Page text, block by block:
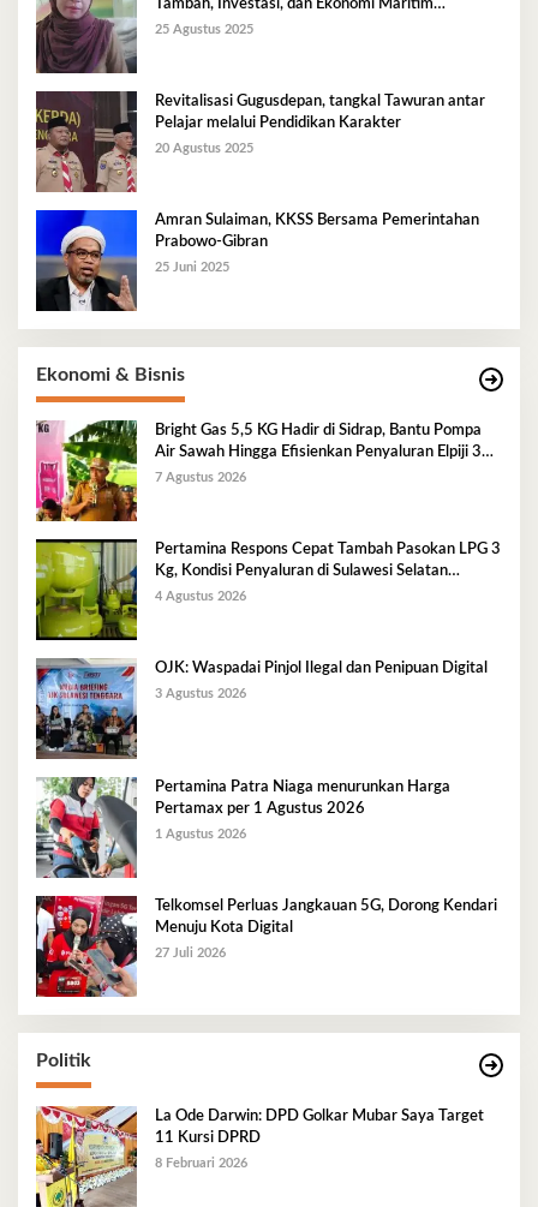
Tambah, Investasi, dan Ekonomi Maritim
Berkelanjutan
25 Agustus 2025
Revitalisasi Gugusdepan, tangkal Tawuran antar
Pelajar melalui Pendidikan Karakter
20 Agustus 2025
Amran Sulaiman, KKSS Bersama Pemerintahan
Prabowo-Gibran
25 Juni 2025
Ekonomi & Bisnis
Bright Gas 5,5 KG Hadir di Sidrap, Bantu Pompa
Air Sawah Hingga Efisienkan Penyaluran Elpiji 3
Kg
7 Agustus 2026
Pertamina Respons Cepat Tambah Pasokan LPG 3
Kg, Kondisi Penyaluran di Sulawesi Selatan
Berlangsung Kondusif
4 Agustus 2026
OJK: Waspadai Pinjol Ilegal dan Penipuan Digital
3 Agustus 2026
Pertamina Patra Niaga menurunkan Harga
Pertamax per 1 Agustus 2026
1 Agustus 2026
Telkomsel Perluas Jangkauan 5G, Dorong Kendari
Menuju Kota Digital
27 Juli 2026
Politik
La Ode Darwin: DPD Golkar Mubar Saya Target
11 Kursi DPRD
8 Februari 2026